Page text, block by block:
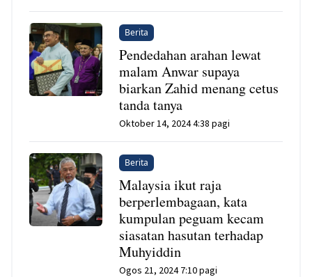
Berita
Pendedahan arahan lewat
malam Anwar supaya
biarkan Zahid menang cetus
tanda tanya
Oktober 14, 2024 4:38 pagi
Berita
Malaysia ikut raja
berperlembagaan, kata
kumpulan peguam kecam
siasatan hasutan terhadap
Muhyiddin
Ogos 21, 2024 7:10 pagi